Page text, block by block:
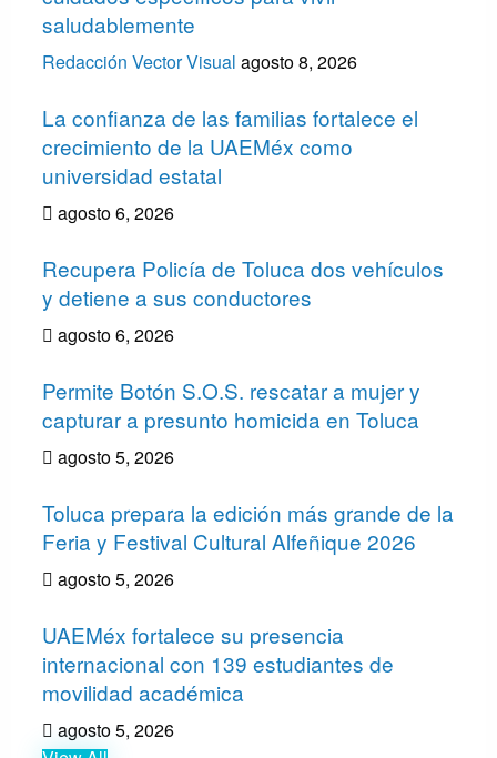
saludablemente
Redacción Vector Visual agosto 8, 2026
La confianza de las familias fortalece el
crecimiento de la UAEMéx como
universidad estatal
agosto 6, 2026
Recupera Policía de Toluca dos vehículos
y detiene a sus conductores
agosto 6, 2026
Permite Botón S.O.S. rescatar a mujer y
capturar a presunto homicida en Toluca
agosto 5, 2026
Toluca prepara la edición más grande de la
Feria y Festival Cultural Alfeñique 2026
agosto 5, 2026
UAEMéx fortalece su presencia
internacional con 139 estudiantes de
movilidad académica
agosto 5, 2026